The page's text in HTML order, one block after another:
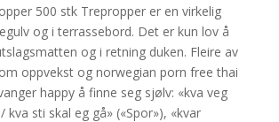
500 stk Trepropper er en virkelig
og i terrassebord. Det er kun lov å
og i retning duken. Fleire av
oppvekst og norwegian porn free thai
happy å finne seg sjølv: «kva veg
kva sti skal eg gå» («Spor»), «kvar